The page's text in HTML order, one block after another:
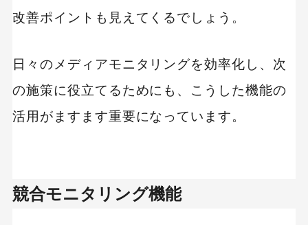
改善ポイントも見えてくるでしょう。
日々のメディアモニタリングを効率化し、次
の施策に役立てるためにも、こうした機能の
活用がますます重要になっています。
競合モニタリング機能